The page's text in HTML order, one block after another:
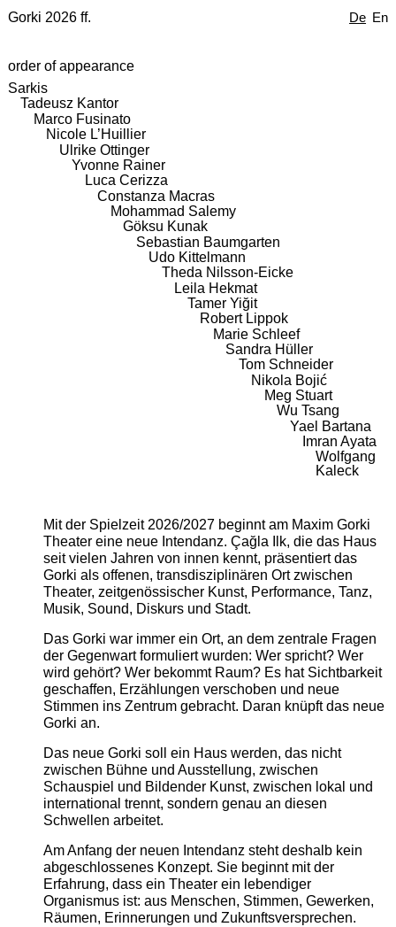
De En
Gorki 2026 ff.
order of appearance
Sarkis
Tadeusz Kantor
Marco Fusinato
Nicole L’Huillier
Ulrike Ottinger
Yvonne Rainer
Luca Cerizza
Constanza Macras
Mohammad Salemy
Göksu Kunak
Sebastian Baumgarten
Udo Kittelmann
Theda Nilsson-Eicke
Leila Hekmat
Tamer Yiğit
Robert Lippok
Marie Schleef
Sandra Hüller
Tom Schneider
Nikola Bojić
Meg Stuart
Wu Tsang
Yael Bartana
Imran Ayata
Wolfgang
Kaleck
Mit der Spielzeit 2026/2027 beginnt am Maxim Gorki
Theater eine neue Intendanz. Çağla Ilk, die das Haus
seit vielen Jahren von innen kennt, präsentiert das
Gorki als offenen, transdisziplinären Ort zwischen
Theater, zeitgenössischer Kunst, Performance, Tanz,
Musik, Sound, Diskurs und Stadt.
Das Gorki war immer ein Ort, an dem zentrale Fragen
der Gegenwart formuliert wurden: Wer spricht? Wer
wird gehört? Wer bekommt Raum? Es hat Sichtbarkeit
geschaffen, Erzählungen verschoben und neue
Stimmen ins Zentrum gebracht. Daran knüpft das neue
Gorki an.
Das neue Gorki soll ein Haus werden, das nicht
zwischen Bühne und Ausstellung, zwischen
Schauspiel und Bildender Kunst, zwischen lokal und
international trennt, sondern genau an diesen
Schwellen arbeitet.
Am Anfang der neuen Intendanz steht deshalb kein
abgeschlossenes Konzept. Sie beginnt mit der
Erfahrung, dass ein Theater ein lebendiger
Organismus ist: aus Menschen, Stimmen, Gewerken,
Räumen, Erinnerungen und Zukunftsversprechen.